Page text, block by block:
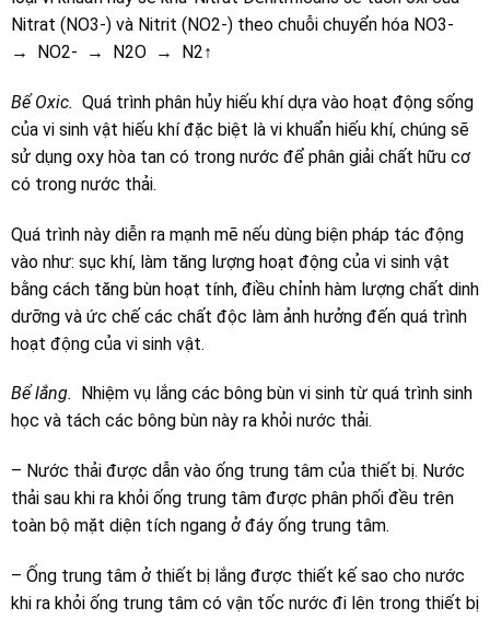
Nitrat (NO3-) và Nitrit (NO2-) theo chuỗi chuyển hóa NO3-
→ NO2- → N2O → N2↑
Bể Oxic. Quá trình phân hủy hiếu khí dựa vào hoạt động sống
của vi sinh vật hiếu khí đặc biệt là vi khuẩn hiếu khí, chúng sẽ
sử dụng oxy hòa tan có trong nước để phân giải chất hữu cơ
có trong nước thải.
Quá trình này diễn ra mạnh mẽ nếu dùng biện pháp tác động
vào như: sục khí, làm tăng lượng hoạt động của vi sinh vật
bằng cách tăng bùn hoạt tính, điều chỉnh hàm lượng chất dinh
dưỡng và ức chế các chất độc làm ảnh hưởng đến quá trình
hoạt động của vi sinh vật.
Bể lắng.
Nhiệm vụ lắng các bông bùn vi sinh từ quá trình sinh
học và tách các bông bùn này ra khỏi nước thải.
– Nước thải được dẫn vào ống trung tâm của thiết bị. Nước
thải sau khi ra khỏi ống trung tâm được phân phối đều trên
toàn bộ mặt diện tích ngang ở đáy ống trung tâm.
– Ống trung tâm ở thiết bị lắng được thiết kế sao cho nước
khi ra khỏi ống trung tâm có vận tốc nước đi lên trong thiết bị